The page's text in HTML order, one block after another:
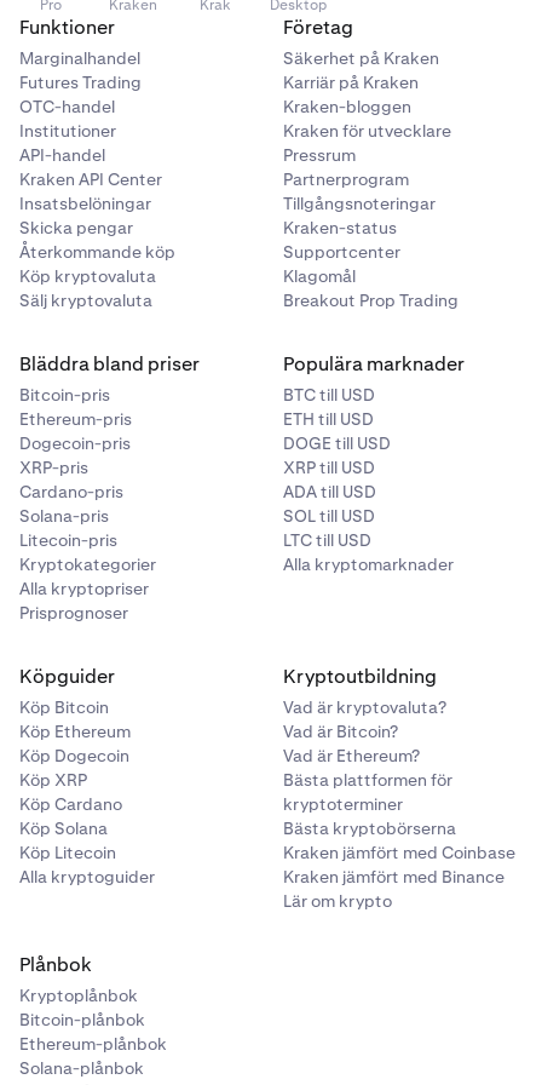
4 Ange det belopp du vill köpa. Klicka sedan på
tillgång.
påBekräfta
6 Det var allt.
till exempel vill investera 100 USD i BTC kan du övervaka
det specifika beloppet eftersom det är kopplat till din
Take-profit- eller stop-loss-order.
Detta gör att du enkelt kan övervaka och hantera risken
för enskilda affärer.
Så här ställer du in på Kraken Web
På dinKraken Web-hemsida:
Klicka på knappen
2 Ställ in ett direktköp.
När du har köpt krypto kommer
du att se alternativet att ställa in en take-profit- eller
stop-loss-order.
3 Därefter kan du välja ditt
Pro Kraken Krak Desktop
Funktioner
Marginalhandel
Futures Trading
OTC-handel
Institutioner
API-handel
Kraken API Center
Insatsbelöningar
Skicka pengar
Återkommande köp
Köp kryptovaluta
Sälj kryptovaluta
Företag
Säkerhet på Kraken
Karriär på Kraken
Kraken-bloggen
Kraken för utvecklare
Pressrum
Partnerprogram
Tillgångsnoteringar
Kraken-status
Supportcenter
Klagomål
Breakout Prop Trading
Bläddra bland priser
Bitcoin-pris
Ethereum-pris
Dogecoin-pris
XRP-pris
Cardano-pris
Solana-pris
Litecoin-pris
Kryptokategorier
Alla kryptopriser
Prisprognoser
Populära marknader
BTC till USD
ETH till USD
DOGE till USD
XRP till USD
ADA till USD
SOL till USD
LTC till USD
Alla kryptomarknader
Köpguider
Köp Bitcoin
Köp Ethereum
Köp Dogecoin
Köp XRP
Köp Cardano
Köp Solana
Köp Litecoin
Alla kryptoguider
Kryptoutbildning
Vad är kryptovaluta?
Vad är Bitcoin?
Vad är Ethereum?
Bästa plattformen för
kryptoterminer
Bästa kryptobörserna
Kraken jämfört med Coinbase
Kraken jämfört med Binance
Lär om krypto
Plånbok
Kryptoplånbok
Bitcoin-plånbok
Ethereum-plånbok
Solana-plånbok